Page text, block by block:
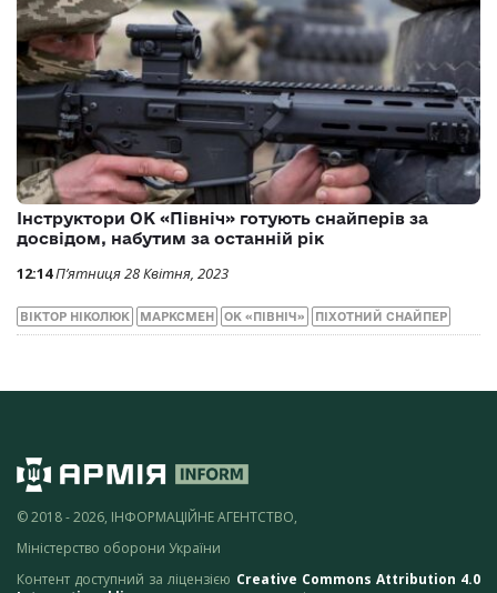
Інструктори ОК «Північ» готують снайперів за
досвідом, набутим за останній рік
12:14П’ятниця 28 Квітня, 2023
ВІКТОР НІКОЛЮК МАРКСМЕН ОК «ПІВНІЧ» ПІХОТНИЙ СНАЙПЕР
© 2018 - 2026, ІНФОРМАЦІЙНЕ АГЕНТСТВО,
Міністерство оборони України
Контент доступний за ліцензією Creative Commons Attribution 4.0